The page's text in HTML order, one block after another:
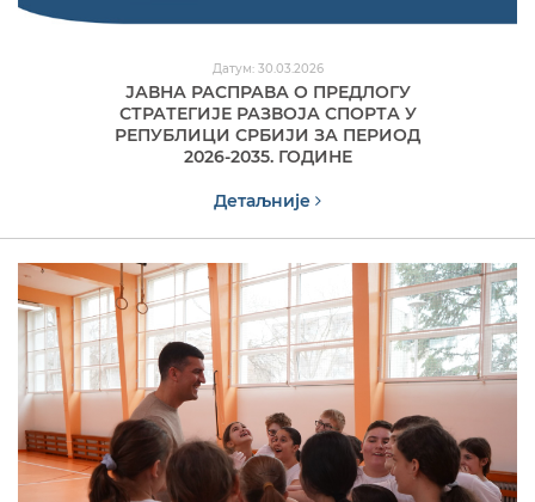
Датум: 30.03.2026
ЈАВНА РАСПРАВА О ПРЕДЛОГУ
СТРАТЕГИЈЕ РАЗВОЈА СПОРТА У
РЕПУБЛИЦИ СРБИЈИ ЗА ПЕРИОД
2026-2035. ГОДИНЕ
Детаљније